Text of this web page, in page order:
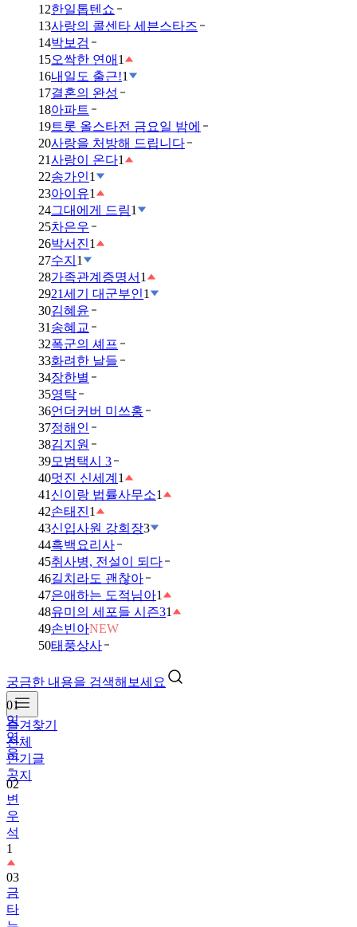
12한일톱텐쇼
13사랑의 콜센타 세븐스타즈
14박보검
15오싹한 연애 1
16내일도 출근!1
17결혼의 완성
18아파트
19트롯 올스타전 금요일 밤에
20사랑을 처방해 드립니다
21사랑이 온다1
22송가인1
23아이유1
24그대에게 드림1
25차은우
26박서진1
27수지 1
28가족관계증명서 1
2921세기 대군부인1
30김혜윤
31 송혜교
32폭군의 셰프
33화려한 날들
34장한별
35영탁
36언더커버 미쓰홍
37정해인
38김지원
39모범택시 3
40멋진 신세계 1
41 신이랑 법률사무소1
42손태진1
43신입사원 강회장3
44흑백요리사
45취사병, 전설이 되다
46길치라도 괜찮아
47은애하는 도적님아1
48유미의 세포들 시즌31
49손빈아NEW
50태풍상사
궁금한 내용을 검색해보세요
즐겨찾기
전체
인기글
공지
01
임
영
웅
02
변
우
석
1
03
금
타